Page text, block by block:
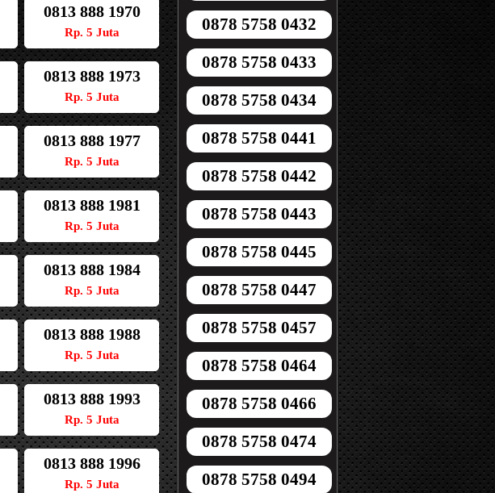
0813 888 1970
Rp. 5 Juta
0813 888 1973
Rp. 5 Juta
0813 888 1977
Rp. 5 Juta
0813 888 1981
Rp. 5 Juta
0813 888 1984
Rp. 5 Juta
0813 888 1988
Rp. 5 Juta
0813 888 1993
Rp. 5 Juta
0813 888 1996
Rp. 5 Juta
0878 5758 0432
0878 5758 0433
0878 5758 0434
0878 5758 0441
0878 5758 0442
0878 5758 0443
0878 5758 0445
0878 5758 0447
0878 5758 0457
0878 5758 0464
0878 5758 0466
0878 5758 0474
0878 5758 0494